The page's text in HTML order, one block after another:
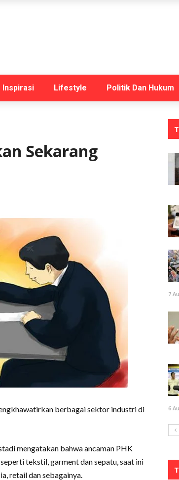
Inspirasi Lifestyle Politik Dan Hukum
Sekarang
berbagai sektor industri di
mengatakan bahwa ancaman PHK
tekstil, garment dan sepatu, saat ini
retail dan sebagainya.
7
6